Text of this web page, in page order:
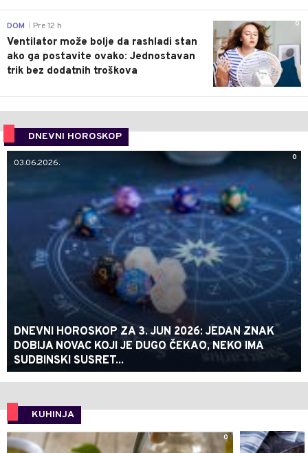
0
DOM Pre 12 h
Ventilator može bolje da rashladi stan
ako ga postavite ovako: Jednostavan
trik bez dodatnih troškova
DNEVNI HOROSKOP
0
03.06.2026.
DNEVNI HOROSKOP ZA 3. JUN 2026: JEDAN ZNAK
DOBIJA NOVAC KOJI JE DUGO ČEKAO, NEKO IMA
SUDBINSKI SUSRET...
KUHINJA
0